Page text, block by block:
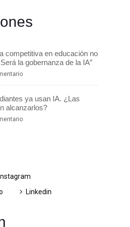
competitiva en educación no
la gobernanza de la IA”
ya usan IA. ¿Las
alcanzarlos?
Instagram
Linkedin